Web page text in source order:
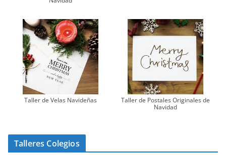
Taller de Velas Navideñas
Taller de Postales Originales de
Navidad
Talleres Colegios